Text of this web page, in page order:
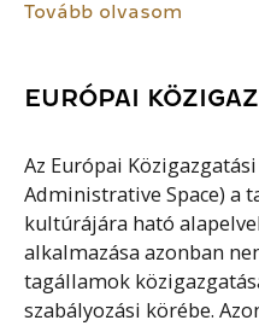
Tovább olvasom
EURÓPAI
Az Európai
Administrative Space) a
kultúrájára ható
alkalmazása azonban
tagállamok
szabályozási körébe.